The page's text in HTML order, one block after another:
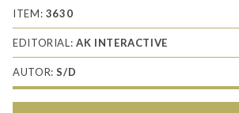
ITEM: 3630
EDITORIAL:AK INTERACTIVE
AUTOR:S/D